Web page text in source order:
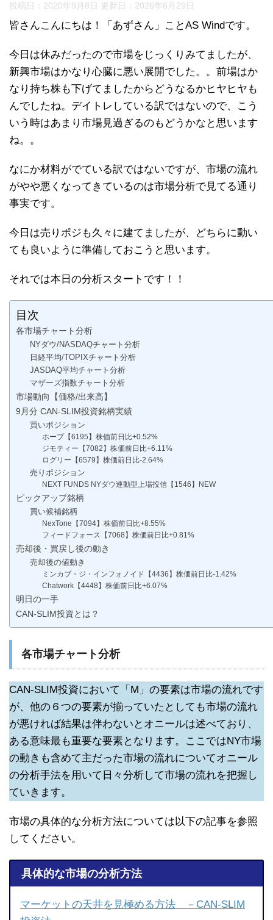
投稿日：2020年9月8日 更新日： 2026年6月29日
皆さんこんにちは！「あずさん」ことAS Windです。
今日は休みだったので市場をじっくりみてましたが、
新興市場はかなり心臓に悪い展開でした。。前場はか
なり持ち株も下げてましたからどうなるかヒヤヒヤも
んでしたね。デイトレしている訳ではないので、こう
いう時はあまり市場見過ぎるのもどうかなと思います
ね。。
なにか材料がでている訳ではないですが、市場の流れ
がやや悪くなってきているのは市場分析で見てる通り
事実です。
今日は売りポジも久々に建てましたが、どちらに動い
ても良いように準備しておこうと思います。
それでは本日の分析スタートです！！
目次
各市場チャート分析
NYダウ/NASDAQチャート分析
日経平均/TOPIXチャート分析
JASDAQ平均チャート分析
マザーズ指数チャート分析
市場動向【価格/出来高】
9月分 CAN-SLIM投資銘柄実績
買いポジション
ホープ【6195】株価前日比+0.52%
ジモティー【7082】株価前日比+6.11%
ログリー【6579】株価前日比-2.64%
売りポジション
NEXT FUNDS NYダウ連動型上場投信【1546】NEW
ピックアップ銘柄
買い候補銘柄
NexTone【7094】株価前日比+8.55%
フィードフォース【7068】株価前日比+0.81%
売却後・買戻し後の動き
売却後の値動き
ミンカブ・ジ・インフォノイド【4436】株価前日比-1.42%
Chatwork【4448】株価前日比+6.07%
明日の一手
CAN-SLIM投資とは？
各市場チャート分析
CAN-SLIM投資において「M」の要素は市場の流れです
が、他の６つの要素が揃っていたとしても市場の流れ
が悪ければ結果は伴わないとオニールは述べており、
ある意味最も重要な要素となります。ここではNY市場
の動きも含めて主だった市場の流れについてオニール
の分析手法を用いて日々分析して市場の流れを把握し
ていきます。
市場の具体的な分析方法については以下の記事を参照
してください。
具体的な市場の分析方法
マーケットの天井を見極める方法 －CAN-SLIM